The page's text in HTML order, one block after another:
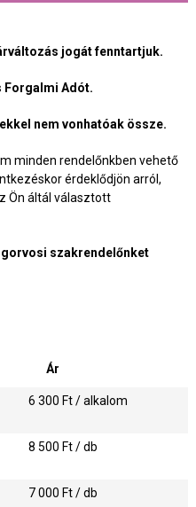
jogát fenntartjuk.
Forgalmi Adót.
nem vonhatóak össze.
minden rendelőnkben vehető
érdeklődjön arról,
Ön áltál választott
szakrendelőnket
Ár
6 300 Ft / alkalom
8 500 Ft / db
7 000 Ft / db